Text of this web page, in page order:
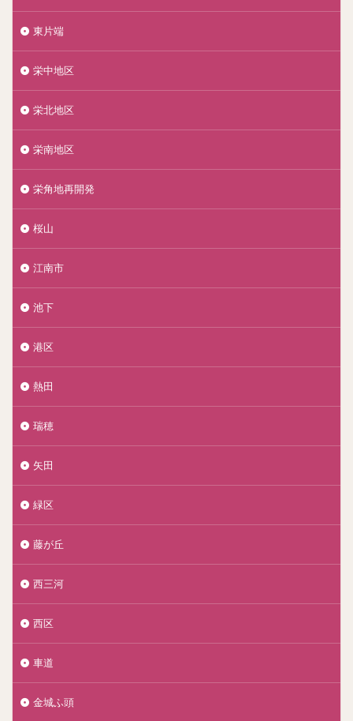
東片端
栄中地区
栄北地区
栄南地区
栄角地再開発
桜山
江南市
池下
港区
熱田
瑞穂
矢田
緑区
藤が丘
西三河
西区
車道
金城ふ頭